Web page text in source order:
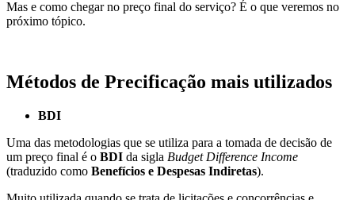
Mas e como chegar no preço final do serviço? É o que veremos no
próximo tópico.
Métodos de Precificação mais utilizados
BDI
Uma das metodologias que se utiliza para a tomada de decisão de
um preço final é o BDI da sigla Budget Difference Income
(traduzido como Benefícios e Despesas Indiretas).